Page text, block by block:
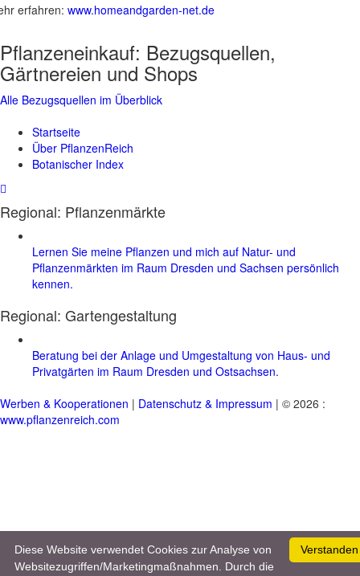
erfahren: www.homeandgarden-net.de
Pflanzeneinkauf: Bezugsquellen,
Gärtnereien und Shops
Alle Bezugsquellen im Überblick
Startseite
Über PflanzenReich
Botanischer Index
Regional: Pflanzenmärkte
Lernen Sie meine Pflanzen und mich auf Natur- und
Pflanzenmärkten im Raum Dresden und Sachsen persönlich
kennen.
Regional: Gartengestaltung
Beratung bei der Anlage und Umgestaltung von Haus- und
Privatgärten im Raum Dresden und Ostsachsen.
Werben & Kooperationen | Datenschutz & Impressum | © 2026 :
www.pflanzenreich.com
Verstanden
Diese Website verwendet Cookies zur Analyse von
Websitezugriffen/Marketingmaßnahmen. Durch die